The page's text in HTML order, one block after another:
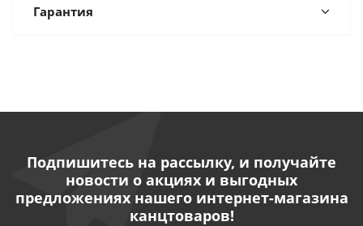
Гарантия
Подпишитесь на рассылку, и получайте
новости о акциях и выгодных
предложениях нашего интернет-магазина
канцтоваров!